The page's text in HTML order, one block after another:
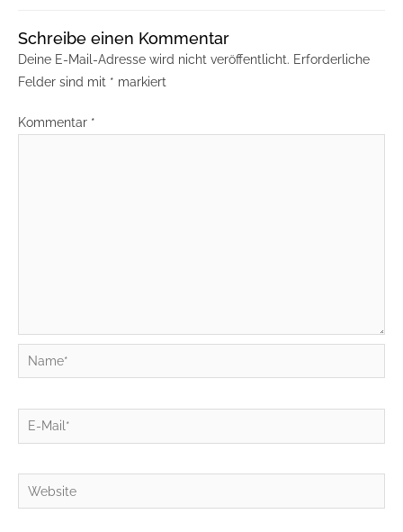
Schreibe einen Kommentar
Deine E-Mail-Adresse wird nicht veröffentlicht. Erforderliche
Felder sind mit * markiert
Kommentar *
Name*
E-
Mail*
Website